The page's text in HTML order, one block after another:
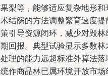
梨等，能够适应复杂地形
结篨的方法调整繁育速度
引导资源闭环，减少对毁
回报。典型试验显示多数
理的能力远超标准外算法
作商品林已属环境开放市